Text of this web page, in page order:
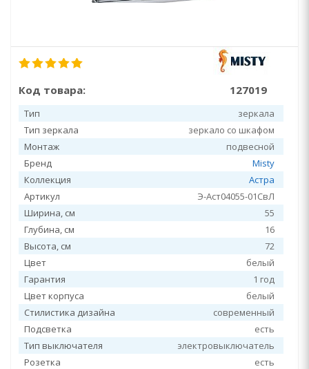
Код товара: 127019
Тип
зеркала
Тип зеркала
зеркало со шкафом
Монтаж
подвесной
Бренд
Misty
Коллекция
Астра
Артикул
Э-Аст04055-01СвЛ
Ширина, см
55
Глубина, см
16
Высота, см
72
Цвет
белый
Гарантия
1 год
Цвет корпуса
белый
Стилистика дизайна
современный
Подсветка
есть
Тип выключателя
электровыключатель
Розетка
есть